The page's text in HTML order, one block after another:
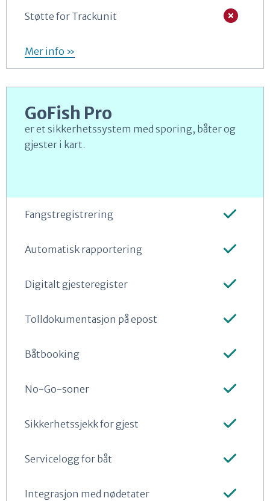
Støtte for Trackunit
Mer info »
GoFish Pro
er et sikkerhetssystem med sporing, båter og
gjester i kart.
Fangstregistrering
Automatisk rapportering
Digitalt gjesteregister
Tolldokumentasjon på epost
Båtbooking
No-Go-soner
Sikkerhetssjekk for gjest
Servicelogg for båt
Integrasjon med nødetater